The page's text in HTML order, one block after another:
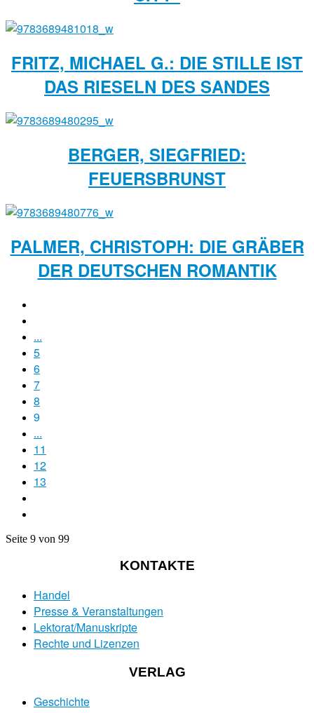
FRITZ, MICHAEL G.: DIE STILLE IST
DAS RIESELN DES SANDES
BERGER, SIEGFRIED:
FEUERSBRUNST
PALMER, CHRISTOPH: DIE GRÄBER
DER DEUTSCHEN ROMANTIK
...
5
6
7
8
9
...
11
12
13
Seite 9 von 99
KONTAKTE
Handel
Presse & Veranstaltungen
Lektorat/Manuskripte
Rechte und Lizenzen
VERLAG
Geschichte